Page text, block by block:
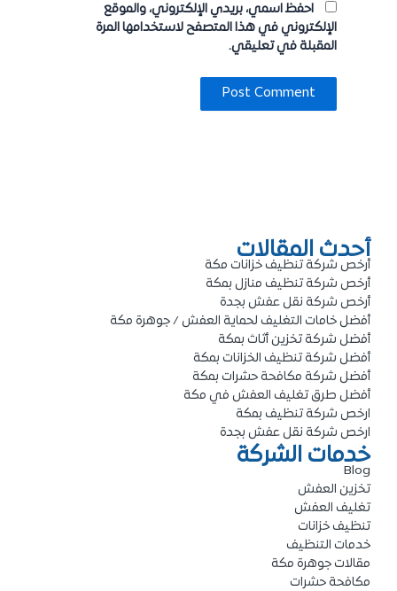
احفظ اسمي، بريدي الإلكتروني، والموقع
الإلكتروني في هذا المتصفح لاستخدامها المرة
المقبلة في تعليقي.
أحدث المقالات
أرخص شركة تنظيف خزانات مكة
أرخص شركة تنظيف منازل بمكة
أرخص شركة نقل عفش بجدة
أفضل خامات التغليف لحماية العفش / جوهرة مكة
أفضل شركة تخزين أثاث بمكة
أفضل شركة تنظيف الخزانات بمكة
أفضل شركة مكافحة حشرات بمكة
أفضل طرق تغليف العفش في مكة
ارخص شركة تنظيف بمكة
ارخص شركة نقل عفش بجدة
خدمات الشركة
Blog
تخزين العفش
تغليف العفش
تنظيف خزانات
خدمات التنظيف
مقالات جوهرة مكة
مكافحة حشرات